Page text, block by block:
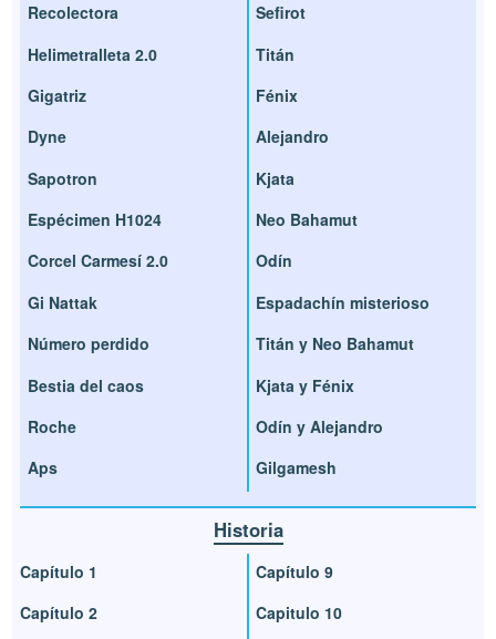
Recolectora
Helimetralleta 2.0
Gigatriz
Dyne
Sapotron
Espécimen H1024
Corcel Carmesí 2.0
Gi Nattak
Número perdido
Bestia del caos
Roche
Aps
Sefirot
Titán
Fénix
Alejandro
Kjata
Neo Bahamut
Odín
Espadachín misterioso
Titán y Neo Bahamut
Kjata y Fénix
Odín y Alejandro
Gilgamesh
Historia
Capítulo 1
Capítulo 2
Capítulo 9
Capitulo 10